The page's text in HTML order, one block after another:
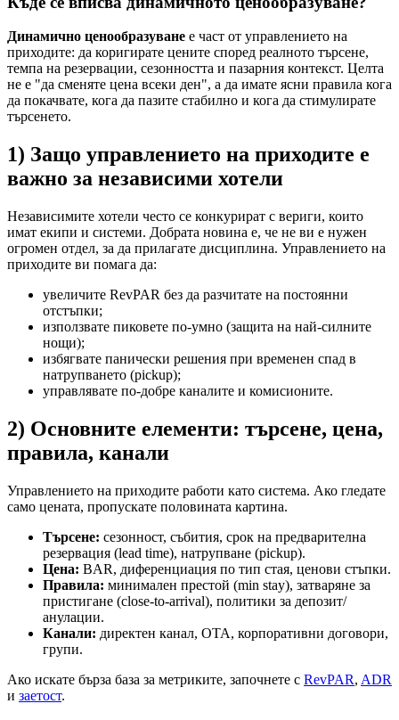
Динамично ценообразуване е част от управлението на
приходите: да коригирате цените според реалното търсене,
темпа на резервации, сезонността и пазарния контекст. Целта
не е "да сменяте цена всеки ден", а да имате ясни правила кога
да покачвате, кога да пазите стабилно и кога да стимулирате
търсенето.
1) Защо управлението на приходите е
важно за независими хотели
Независимите хотели често се конкурират с вериги, които
имат екипи и системи. Добрата новина е, че не ви е нужен
огромен отдел, за да прилагате дисциплина. Управлението на
приходите ви помага да:
увеличите RevPAR без да разчитате на постоянни
отстъпки;
използвате пиковете по-умно (защита на най-силните
нощи);
избягвате панически решения при временен спад в
натрупването (pickup);
управлявате по-добре каналите и комисионите.
2) Основните елементи: търсене, цена,
правила, канали
Управлението на приходите работи като система. Ако гледате
само цената, пропускате половината картина.
Търсене: сезонност, събития, срок на предварителна
резервация (lead time), натрупване (pickup).
Цена: BAR, диференциация по тип стая, ценови стъпки.
Правила: минимален престой (min stay), затваряне за
пристигане (close-to-arrival), политики за депозит/
анулации.
Канали: директен канал, OTA, корпоративни договори,
групи.
Ако искате бърза база за метриките, започнете с RevPAR, ADR
и заетост.